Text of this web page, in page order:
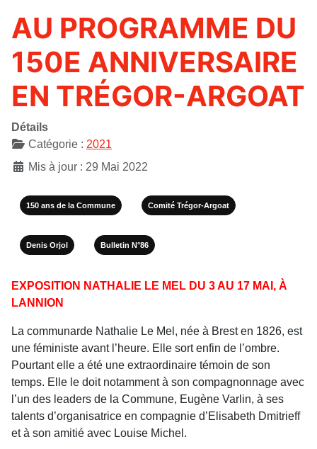
AU PROGRAMME DU
150E ANNIVERSAIRE
EN TRÉGOR-ARGOAT
Détails
Catégorie : 2021
Mis à jour : 29 Mai 2022
150 ans de la Commune Comité Trégor-Argoat
Denis Orjol Bulletin N°86
EXPOSITION NATHALIE LE MEL DU 3 AU 17 MAI, À
LANNION
La communarde Nathalie Le Mel, née à Brest en 1826, est
une féministe avant l’heure. Elle sort enfin de l’ombre.
Pourtant elle a été une extraordinaire témoin de son
temps. Elle le doit notamment à son compagnonnage avec
l’un des leaders de la Commune, Eugène Varlin, à ses
talents d’organisatrice en compagnie d’Elisabeth Dmitrieff
et à son amitié avec Louise Michel.